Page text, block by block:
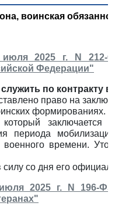
воинская
2025 г. N 212-
Федерации"
служить по
право на
формированиях.
периода
времени.
со дня его
2025 г. N 196-